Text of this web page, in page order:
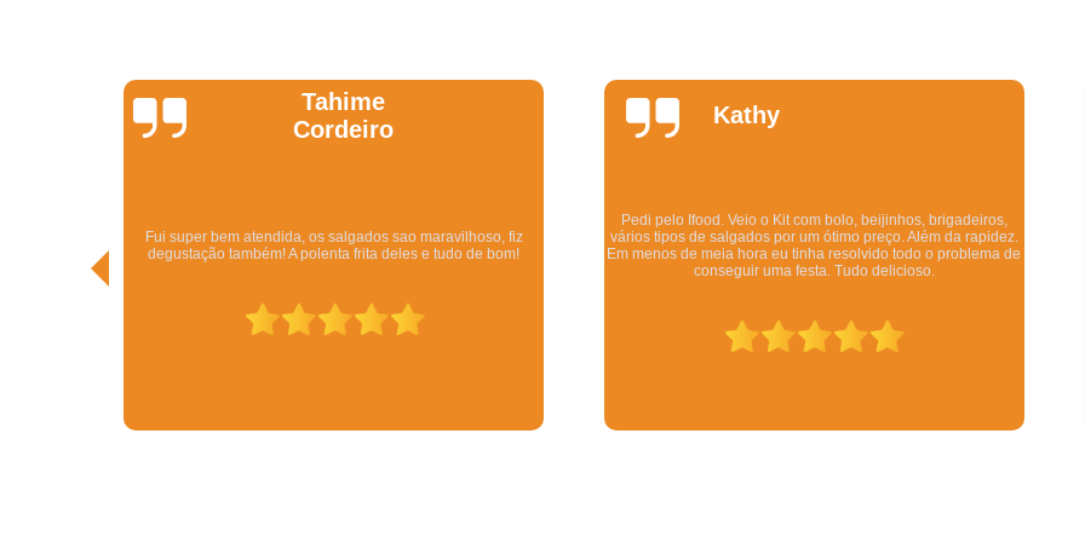
Salgados para Festa de Casamento
Salgados de Forno para Festa Infantil
Salgados Diferentes Festa Infantil
Salgados para Festa de Aniversário Infantil
Revenda de Salgados para
Kathy
vários tipos de salgados por um ótimo preço. Além da rapidez.
Em menos de meia hora eu tinha resolvido todo o problema de
Os salgadinhos são maravilhosos. Dizem pra esquentar no
forno mas eu esquento no microondas pra ser rápido e mesmo
assim ficam deliciosos. Todo mundo q comeu gostou.